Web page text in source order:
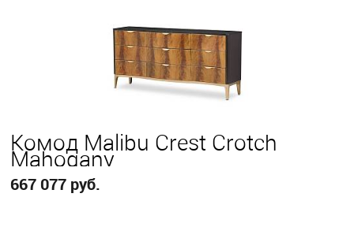
Комод Malibu Crest Crotch
Mahogany
667 077 руб.